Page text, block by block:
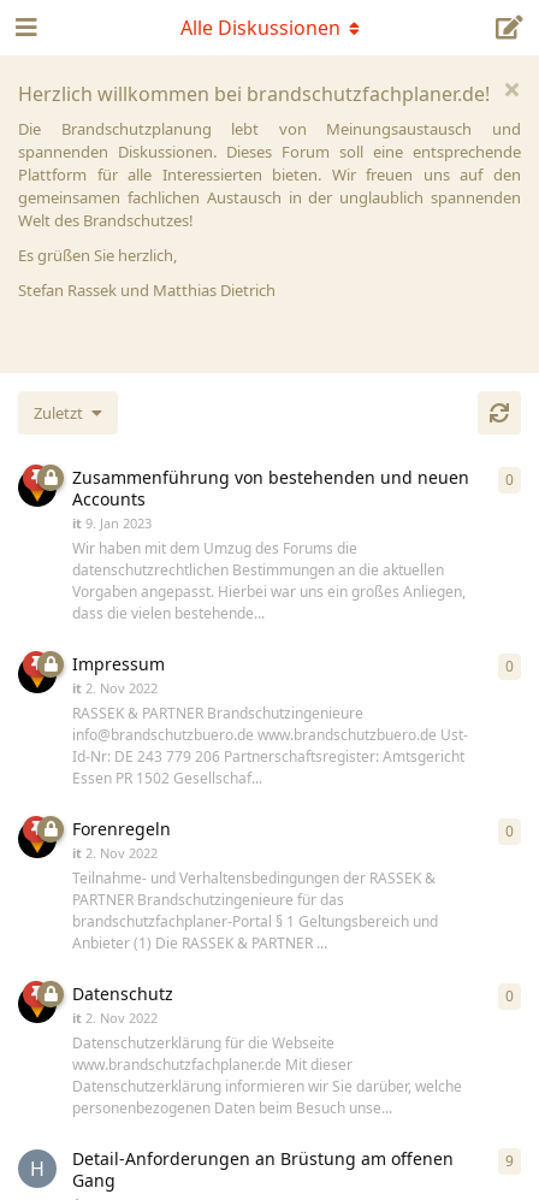
Herzlich willkommen bei brandschutzfachplaner.de!
Die Brandschutzplanung lebt von Meinungsaustausch und
spannenden Diskussionen. Dieses Forum soll eine entsprechende
Plattform für alle Interessierten bieten. Wir freuen uns auf den
gemeinsamen fachlichen Austausch in der unglaublich spannenden
Welt des Brandschutzes!
Es grüßen Sie herzlich,
Stefan Rassek und Matthias Dietrich
Alle Diskussionen
Zuletzt
Zusammenführung von bestehenden und neuen
Accounts
it 9. Jan 2023
Wir haben mit dem Umzug des Forums die
datenschutzrechtlichen Bestimmungen an die aktuellen
Vorgaben angepasst. Hierbei war uns ein großes Anliegen,
dass die vielen bestehende...
0
Impressum
it 2. Nov 2022
RASSEK & PARTNER Brandschutzingenieure
info@brandschutzbuero.de www.brandschutzbuero.de Ust-
Id-Nr: DE 243 779 206 Partnerschaftsregister: Amtsgericht
Essen PR 1502 Gesellschaf...
0
Forenregeln
it 2. Nov 2022
Teilnahme- und Verhaltensbedingungen der RASSEK &
PARTNER Brandschutzingenieure für das
brandschutzfachplaner-Portal § 1 Geltungsbereich und
Anbieter (1) Die RASSEK & PARTNER ...
0
Datenschutz
it 2. Nov 2022
Datenschutzerklärung für die Webseite
www.brandschutzfachplaner.de Mit dieser
Datenschutzerklärung informieren wir Sie darüber, welche
personenbezogenen Daten beim Besuch unse...
0
H
Detail-Anforderungen an Brüstung am offenen
Gang
9